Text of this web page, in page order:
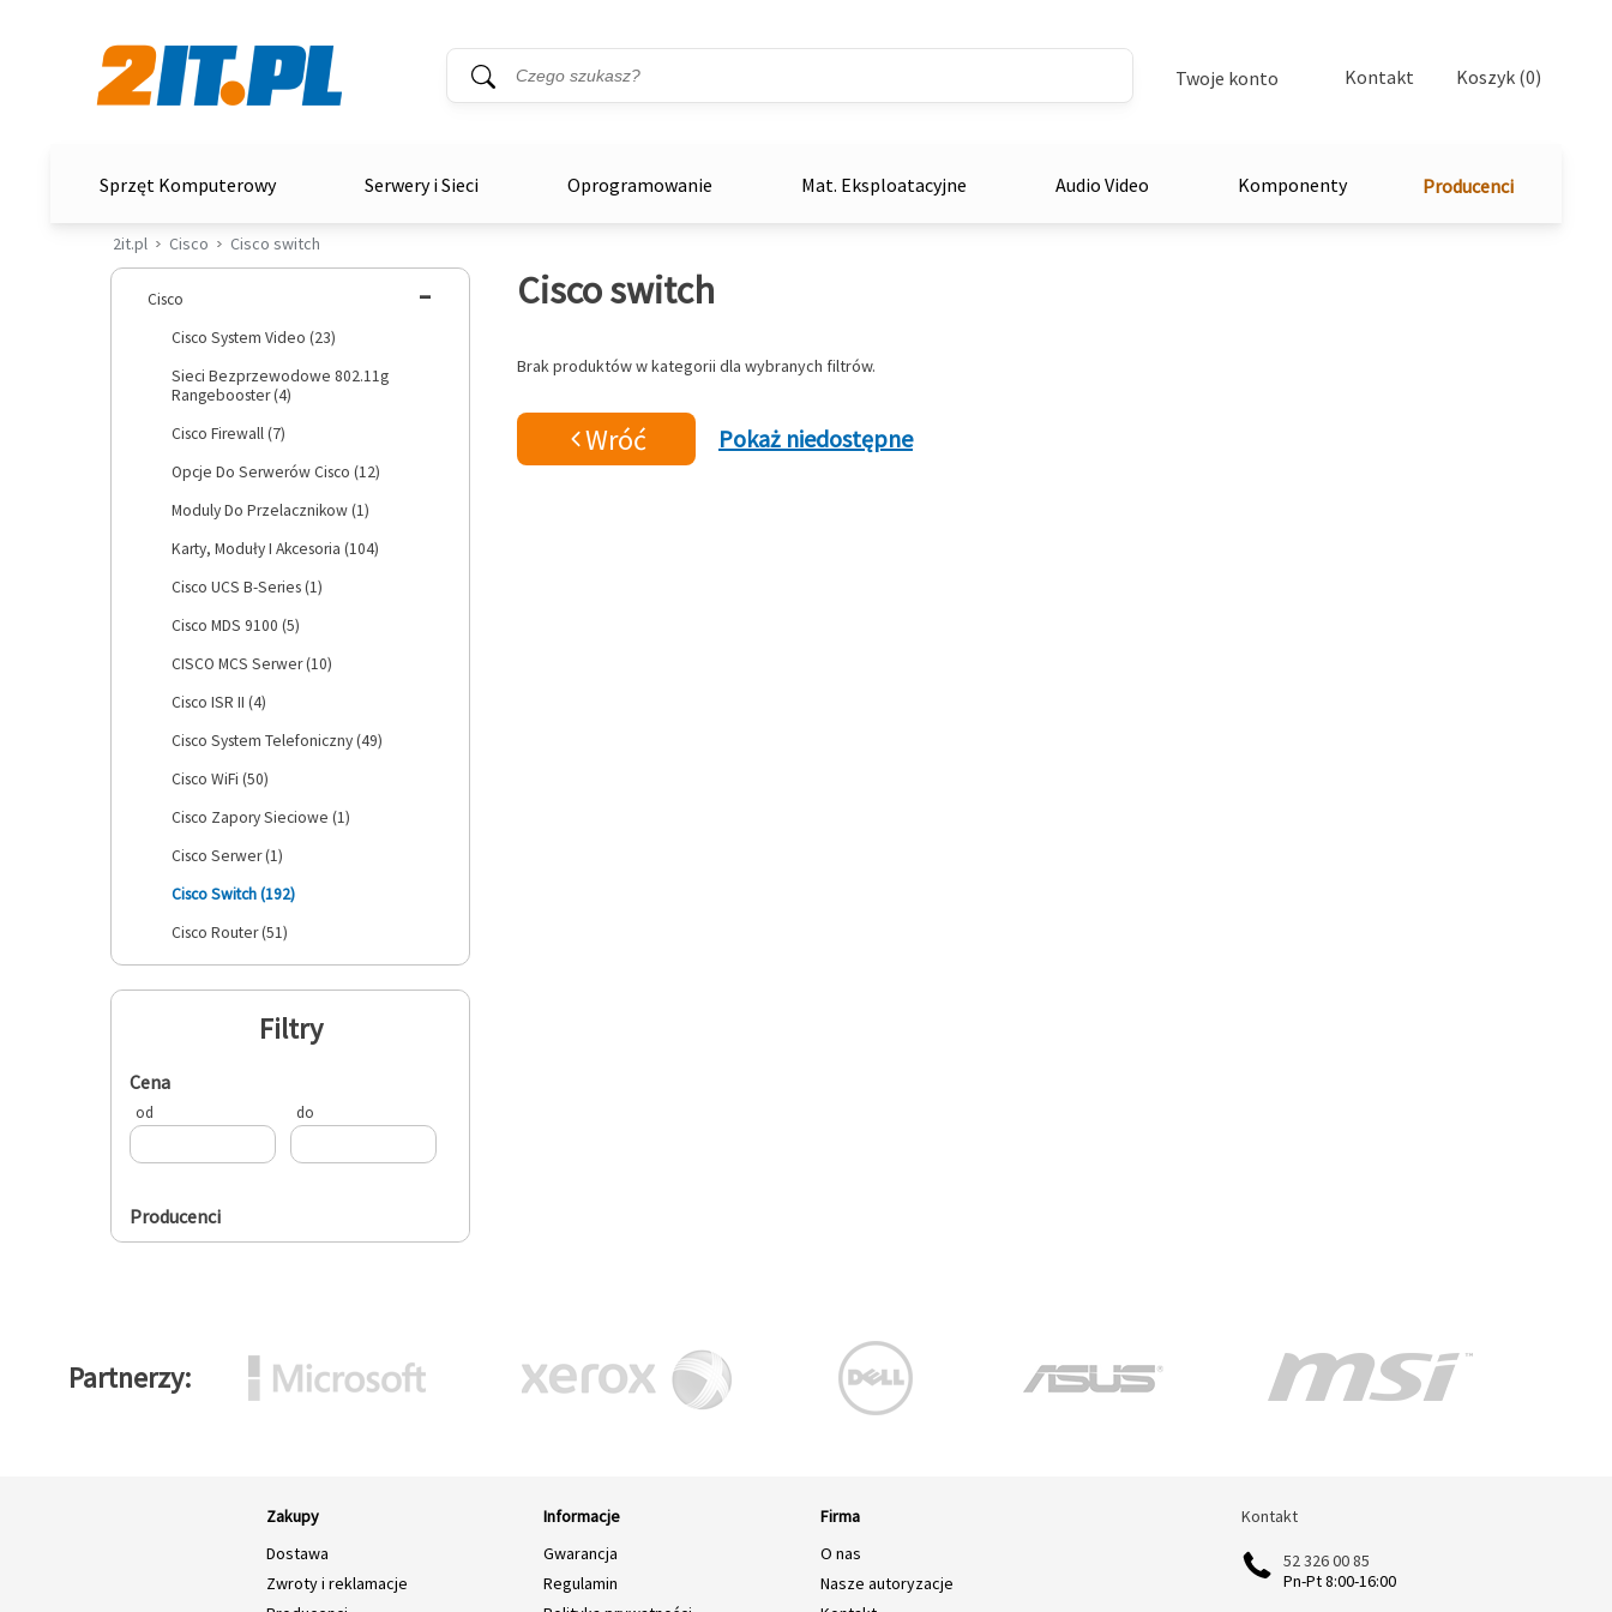
Wyszukiwarka
Słowo kluczowe
Twoje konto Kontakt Koszyk (0)
Sprzęt Komputerowy Serwery i Sieci Oprogramowanie Mat. Eksploatacyjne Audio Video Komponenty Producenci
2it.pl Cisco Cisco switch
Cisco switch
Brak produktów w kategorii dla wybranych filtrów.
Wróć Pokaż niedostępne
Cisco
Cisco System Video (23)
Sieci Bezprzewodowe 802.11g
Rangebooster (4)
Cisco Firewall (7)
Opcje Do Serwerów Cisco (12)
Moduly Do Przelacznikow (1)
Karty, Moduły I Akcesoria (104)
Cisco UCS B-Series (1)
Cisco MDS 9100 (5)
CISCO MCS Serwer (10)
Cisco ISR II (4)
Cisco System Telefoniczny (49)
Cisco WiFi (50)
Cisco Zapory Sieciowe (1)
Cisco Serwer (1)
Cisco Switch (192)
Cisco Router (51)
Filtry
Cena
Cena
od
Producenci
Partnerzy
Zakupy
Dostawa
Zwroty i reklamacje
Informacje
Gwarancja
Regulamin
Firma
O nas
Nasze autoryzacje
Kontakt
Kontakt
52 326 00 85
Pn-Pt 8:00-16:00